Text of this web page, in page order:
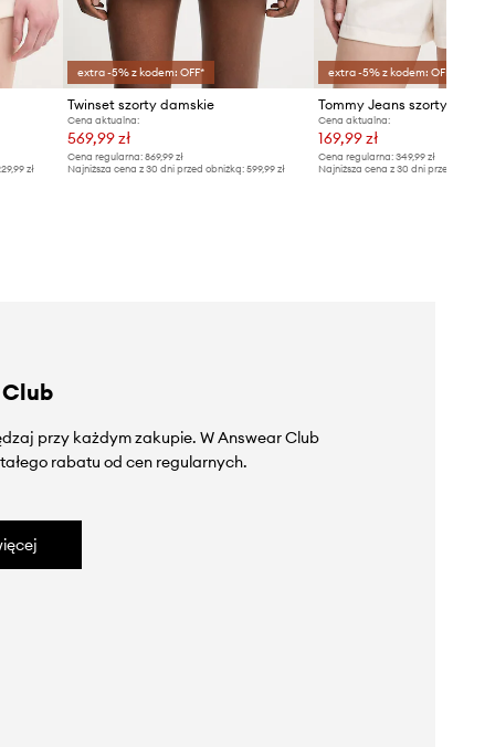
zł
extra -5% z kodem: OFF*
Twinset szorty damskie
Cena aktualna:
569,99 zł
Cena regularna:869,99 zł
Najniższa cena z 30 dni przed obniżką:599,99 zł
extra -5% z kodem: OFF*
Tommy Jeans szorty
Cena aktualna:
169,99 zł
Cena regularna: 349,99 zł
Najniższa cena z 30 dni przed obniżką:
przy każdym zakupie. W Answear Club
rabatu od cen regularnych.